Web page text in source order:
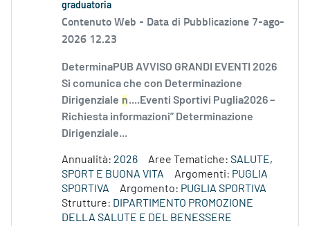
graduatoria
Contenuto Web - Data di Pubblicazione 7-ago-
2026 12.23
DeterminaPUB AVVISO GRANDI EVENTI 2026
Si comunica che con Determinazione
Dirigenziale n....Eventi Sportivi Puglia2026 –
Richiesta informazioni” Determinazione
Dirigenziale...
Annualità: 2026 Aree Tematiche: SALUTE,
SPORT E BUONA VITA
Argomenti: PUGLIA
SPORTIVA
Argomento: PUGLIA SPORTIVA
Strutture: DIPARTIMENTO PROMOZIONE
DELLA SALUTE E DEL BENESSERE